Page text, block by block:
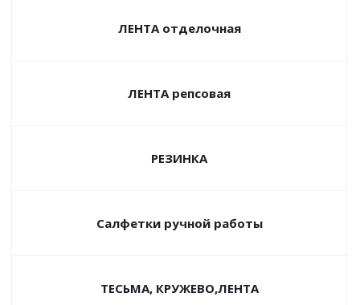
ЛЕНТА отделочная
ЛЕНТА репсовая
РЕЗИНКА
Салфетки ручной работы
ТЕСЬМА, КРУЖЕВО,ЛЕНТА